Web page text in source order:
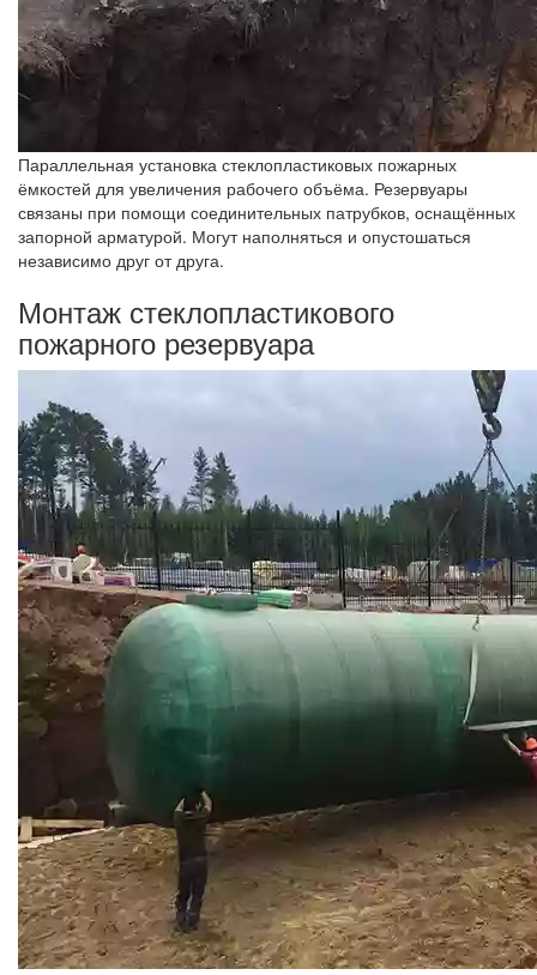
Параллельная установка стеклопластиковых пожарных
ёмкостей для увеличения рабочего объёма. Резервуары
связаны при помощи соединительных патрубков, оснащённых
запорной арматурой. Могут наполняться и опустошаться
независимо друг от друга.
Монтаж стеклопластикового
пожарного резервуара